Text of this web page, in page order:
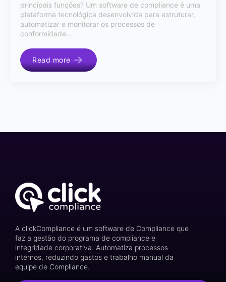
principais funções? Um software de compliance é uma
plataforma tecnológica desenvolvida para estruturar,
automatizar e monitorar os processos de
conformidade…
Read more
A clickCompliance é um software de Compliance que
faz a gestão do programa de compliance e
integridade corporativa. Automatiza processos
internos, reduzindo gastos e trabalho manual da
equipe de Compliance.